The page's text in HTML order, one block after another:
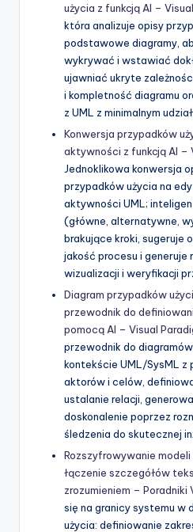
użycia z funkcją AI –
która analizuje opisy
podstawowe diagramy,
wykrywać i wstawiać
ujawniać ukryte
i kompletność diagramu
z UML z minimalnym
Konwersja przypadków
aktywności z funkcją AI –
Jednoklikowa konwersja
przypadków użycia na
aktywności UML;
(główne, alternatywne,
brakujące kroki, sugeruje
jakość procesu i generuje
wizualizacji i weryfikacji
Diagram przypadków
przewodnik do
pomocą AI – Visual
przewodnik do
kontekście UML/SysML z
aktorów i celów,
ustalanie relacji,
doskonalenie poprzez
śledzenia do skutecznej
Rozszyfrowywanie
łączenie szczegółów
zrozumieniem – Poradniki
się na granicy systemu w
użycia: definiowanie